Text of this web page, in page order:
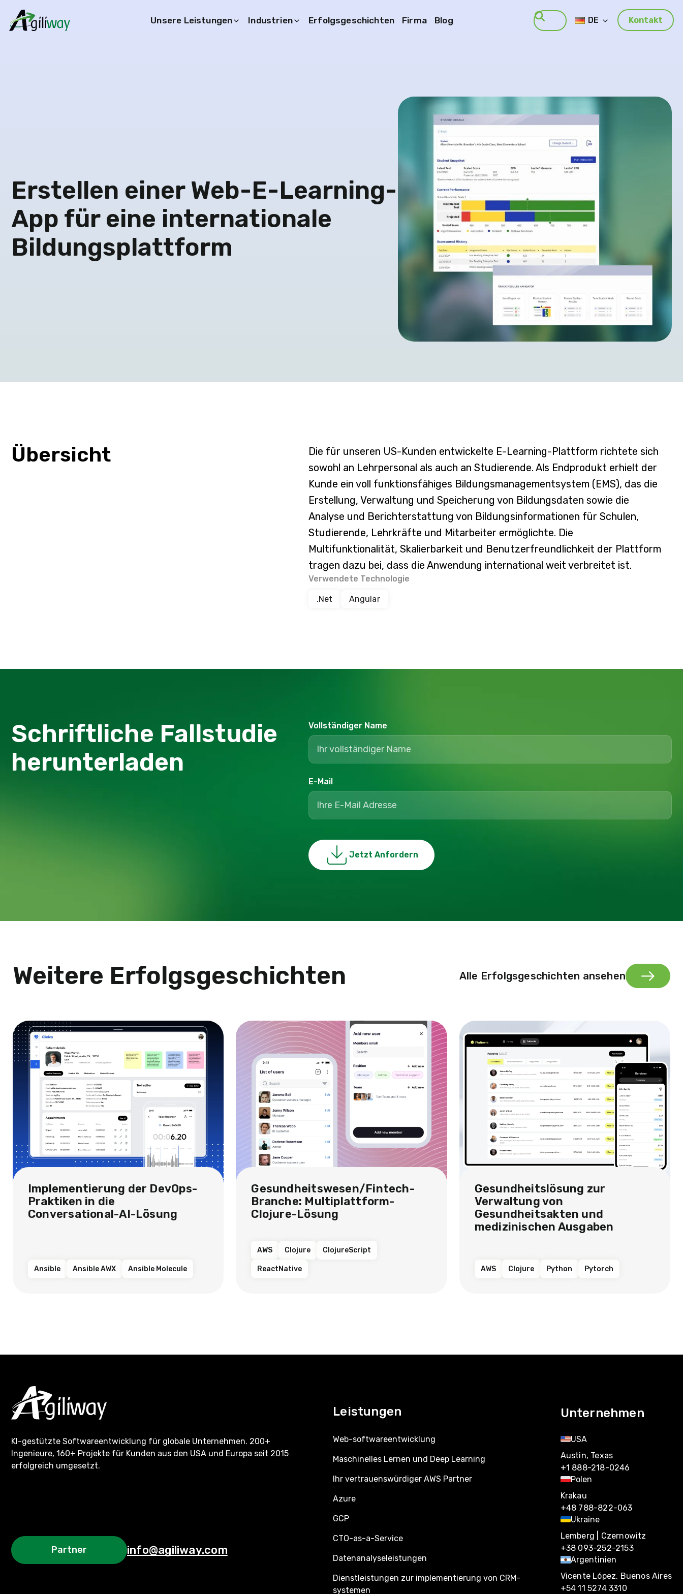
Unsere Leistungen Industrien Erfolgsgeschichten Firma Blog DE Kontakt
Erstellen einer Web-E-Learning-
App für eine internationale
Bildungsplattform
Übersicht
Die für unseren US-Kunden entwickelte E-Learning-Plattform richtete sich
sowohl an Lehrpersonal als auch an Studierende. Als Endprodukt erhielt der
Kunde ein voll funktionsfähiges Bildungsmanagementsystem (EMS), das die
Erstellung, Verwaltung und Speicherung von Bildungsdaten sowie die
Analyse und Berichterstattung von Bildungsinformationen für Schulen,
Studierende, Lehrkräfte und Mitarbeiter ermöglichte. Die
Multifunktionalität, Skalierbarkeit und Benutzerfreundlichkeit der Plattform
tragen dazu bei, dass die Anwendung international weit verbreitet ist.
Verwendete Technologie
.Net Angular
Schriftliche Fallstudie
herunterladen
Vollständiger Name
E-Mail
Jetzt Anfordern
Weitere Erfolgsgeschichten Alle Erfolgsgeschichten ansehen
Implementierung der DevOps-
Praktiken in die
Conversational-AI-Lösung
Ansible Ansible AWX Ansible Molecule
Gesundheitswesen/Fintech-
Branche: Multiplattform-
Clojure-Lösung
AWS Clojure ClojureScript
ReactNative
Gesundheitslösung zur
Verwaltung von
Gesundheitsakten und
medizinischen Ausgaben
AWS Clojure Python Pytorch
KI-gestützte Softwareentwicklung für globale Unternehmen. 200+
Ingenieure, 160+ Projekte für Kunden aus den USA und Europa seit 2015
erfolgreich umgesetzt.
Partner info@agiliway.com
Leistungen
Web-softwareentwicklung
Maschinelles Lernen und Deep Learning
Ihr vertrauenswürdiger AWS Partner
Azure
GCP
CTO-as-a-Service
Datenanalyseleistungen
Dienstleistungen zur implementierung von CRM-
systemen
Unternehmen
USA
Austin, Texas
+1 888-218-0246
Polen
Krakau
+48 788-822-063
Ukraine
Lemberg | Czernowitz
+38 093-252-2153
Argentinien
Vicente López, Buenos Aires
+54 11 5274 3310